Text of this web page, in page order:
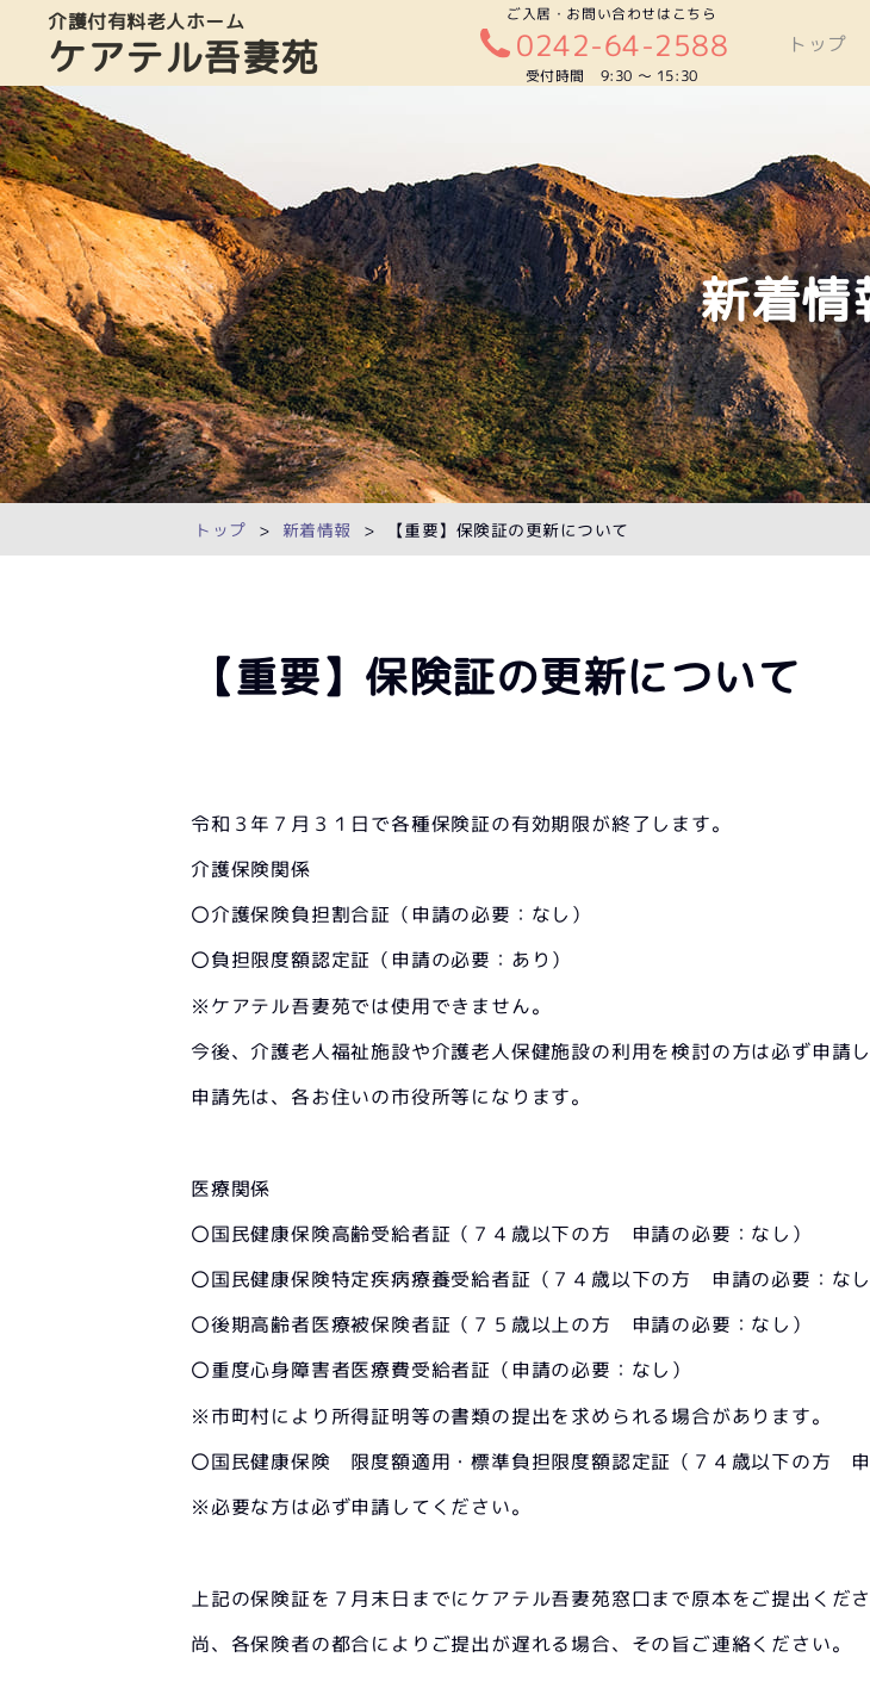
介護付有料老人ホーム
ケアテル吾妻苑
ご入居・お問い合わせはこちら
0242-64-2588
受付時間 9:30 〜 15:30
トップ
新着情
トップ 新着情報 【重要】保険証の更新について
【重要】保険証の更新について
令和３年７月３１日で各種保険証の有効期限が終了します。
介護保険関係
〇介護保険負担割合証（申請の必要：なし）
〇負担限度額認定証（申請の必要：あり）
※ケアテル吾妻苑では使用できません。
今後、介護老人福祉施設や介護老人保健施設の利用を検討の方は必ず申請し
申請先は、各お住いの市役所等になります。
医療関係
〇国民健康保険高齢受給者証（７４歳以下の方 申請の必要：なし）
〇国民健康保険特定疾病療養受給者証（７４歳以下の方 申請の必要：なし
〇後期高齢者医療被保険者証（７５歳以上の方 申請の必要：なし）
〇重度心身障害者医療費受給者証（申請の必要：なし）
※市町村により所得証明等の書類の提出を求められる場合があります。
〇国民健康保険 限度額適用・標準負担限度額認定証（７４歳以下の方 申
※必要な方は必ず申請してください。
上記の保険証を７月末日までにケアテル吾妻苑窓口まで原本をご提出くださ
尚、各保険者の都合によりご提出が遅れる場合、その旨ご連絡ください。